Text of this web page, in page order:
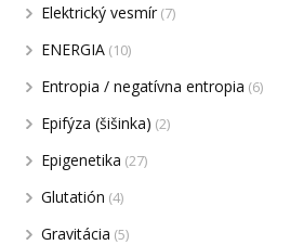
Elektrický vesmír (7)
ENERGIA (10)
Entropia / negatívna entropia (6)
Epifýza (šišinka) (2)
Epigenetika (27)
Glutatión (4)
Gravitácia (5)